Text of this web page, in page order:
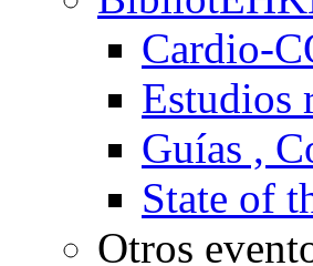
Cardio-
Estudios
Guías ,
State of
Otros